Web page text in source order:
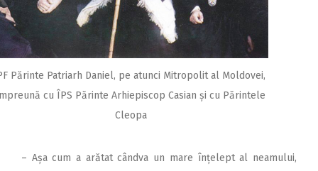
Părinte Patriarh Daniel, pe atunci Mitropolit al Moldovei,
cu ÎPS Părinte Arhiepiscop Casian și cu Părintele
Cleopa
– Așa cum a arătat cândva un mare înțelept al neamului,